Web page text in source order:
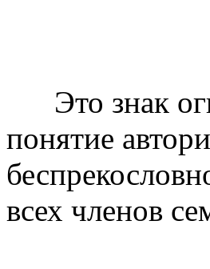
Это знак
понятие
всех членов